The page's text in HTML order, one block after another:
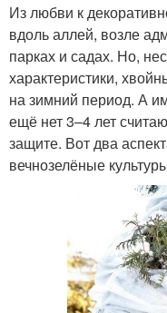
Из любви к
вдоль аллей, возле
парках и садах. Но,
характеристики,
на зимний период. А
ещё нет 3–4 лет
защите. Вот два
вечнозелёные